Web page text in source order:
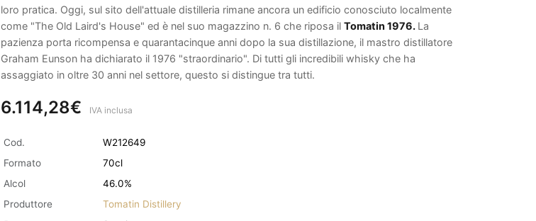
loro pratica. Oggi, sul sito dell'attuale distilleria rimane ancora un edificio conosciuto localmente
come "The Old Laird's House" ed è nel suo magazzino n. 6 che riposa il Tomatin 1976. La
pazienza porta ricompensa e quarantacinque anni dopo la sua distillazione, il mastro distillatore
Graham Eunson ha dichiarato il 1976 "straordinario". Di tutti gli incredibili whisky che ha
assaggiato in oltre 30 anni nel settore, questo si distingue tra tutti.
6.114,28€ IVA inclusa
Cod.
W212649
Formato
70cl
Alcol
46.0%
Produttore
Tomatin Distillery